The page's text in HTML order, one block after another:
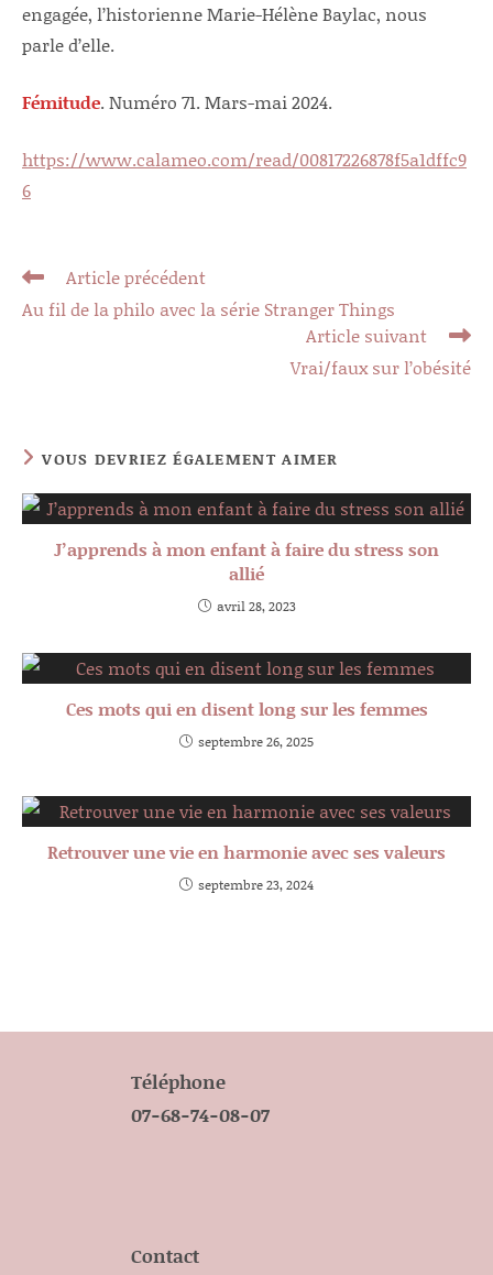
engagée, l’historienne Marie-Hélène Baylac, nous
parle d’elle.
Fémitude. Numéro 71. Mars-mai 2024.
https://www.calameo.com/read/00817226878f5a1dffc9
6
Read
articles
Article précédent
Au fil de la philo avec la série Stranger Things
Article suivant
Vrai/faux sur l’obésité
VOUS DEVRIEZ ÉGALEMENT AIMER
J’apprends à mon enfant à faire du stress son
allié
avril 28, 2023
Ces mots qui en disent long sur les femmes
septembre 26, 2025
Retrouver une vie en harmonie avec ses valeurs
septembre 23, 2024
Téléphone
07-68-74-08-07
Contact